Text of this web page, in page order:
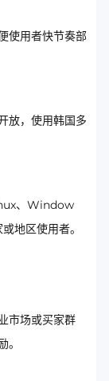
使用者快节奏部
放，使用韩国多
、Window
地区使用者。
市场或买家群